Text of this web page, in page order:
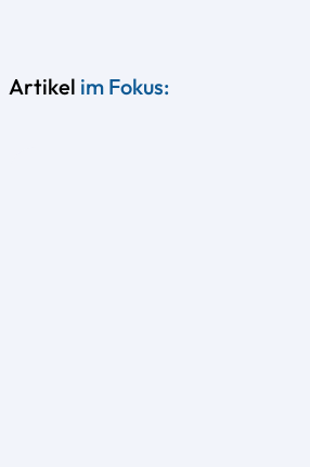
Artikel im Fokus: